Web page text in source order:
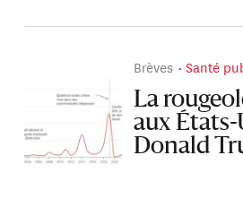
Brèves Santé
La
aux États-
Donald